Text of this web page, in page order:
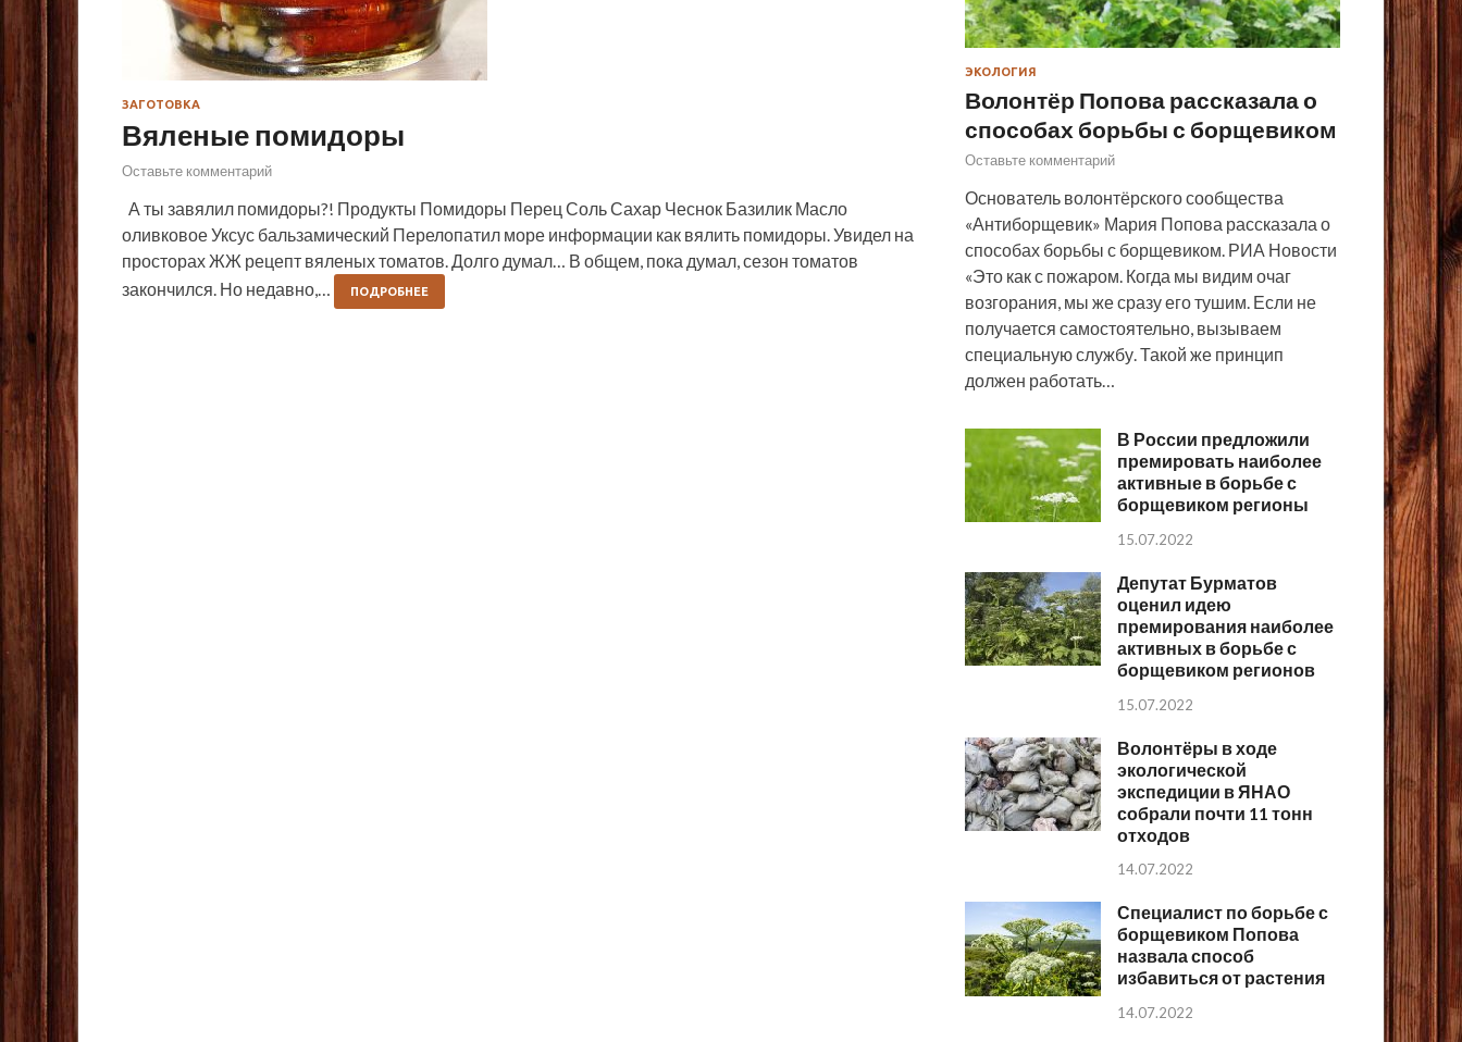
ЗАГОТОВКА
Вяленые помидоры
Оставьте комментарий
А ты завялил помидоры?! Продукты Помидоры Перец Соль Сахар Чеснок Базилик Масло
оливковое Уксус бальзамический Перелопатил море информации как вялить помидоры. Увидел на
просторах ЖЖ рецепт вяленых томатов. Долго думал… В общем, пока думал, сезон томатов
закончился. Но недавно,…
ПОДРОБНЕЕ
ЭКОЛОГИЯ
Волонтёр Попова рассказала о
способах борьбы с борщевиком
Оставьте комментарий
Основатель волонтёрского сообщества
«Антиборщевик» Мария Попова рассказала о
способах борьбы с борщевиком. РИА Новости
«Это как с пожаром. Когда мы видим очаг
возгорания, мы же сразу его тушим. Если не
получается самостоятельно, вызываем
специальную службу. Такой же принцип
должен работать…
В России предложили
премировать наиболее
активные в борьбе с
борщевиком регионы
15.07.2022
Депутат Бурматов
оценил идею
премирования наиболее
активных в борьбе с
борщевиком регионов
15.07.2022
Волонтёры в ходе
экологической
экспедиции в ЯНАО
собрали почти 11 тонн
отходов
14.07.2022
Специалист по борьбе с
борщевиком Попова
назвала способ
избавиться от растения
14.07.2022